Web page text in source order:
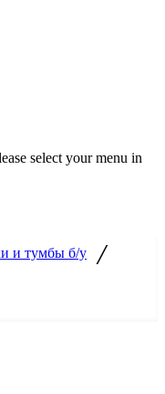
select your menu in
и тумбы б/у /